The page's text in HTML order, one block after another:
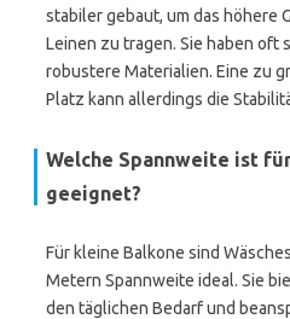
stabiler gebaut, um das höhere
Leinen zu tragen. Sie haben oft
robustere Materialien. Eine zu
Platz kann allerdings die
Welche Spannweite ist
geeignet?
Für kleine Balkone sind
Metern Spannweite ideal. Sie
den täglichen Bedarf und